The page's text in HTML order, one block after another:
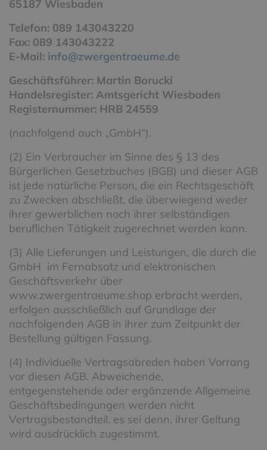
65187 Wiesbaden
Telefon: 089 143043220
Fax: 089 143043222
E-Mail: info@zwergentraeume.de
Geschäftsführer: Martin Borucki
Handelsregister: Amtsgericht Wiesbaden
Registernummer: HRB 24559
(nachfolgend auch „GmbH“).
(2) Ein Verbraucher im Sinne des § 13 des
Bürgerlichen Gesetzbuches (BGB) und dieser AGB
ist jede natürliche Person, die ein Rechtsgeschäft
zu Zwecken abschließt, die überwiegend weder
ihrer gewerblichen noch ihrer selbständigen
beruflichen Tätigkeit zugerechnet werden kann.
(3) Alle Lieferungen und Leistungen, die durch die
GmbH im Fernabsatz und elektronischen
Geschäftsverkehr über
www.zwergentraeume.shop erbracht werden,
erfolgen ausschließlich auf Grundlage der
nachfolgenden AGB in ihrer zum Zeitpunkt der
Bestellung gültigen Fassung.
(4) Individuelle Vertragsabreden haben Vorrang
vor diesen AGB. Abweichende,
entgegenstehende oder ergänzende Allgemeine
Geschäftsbedingungen werden nicht
Vertragsbestandteil, es sei denn, ihrer Geltung
wird ausdrücklich zugestimmt.